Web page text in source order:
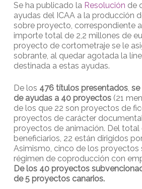
Se ha publicado la Resolución de
ayudas del ICAA a la producción
sobre proyecto, correspondiente
importe total de 2,2 millones de
proyecto de cortometraje se le
sobrante, al quedar agotada la
destinada a estas ayudas.
De los 476 títulos presentados,
de ayudas a 40 proyectos(21
de los que 22 son proyectos de
proyectos de carácter
proyectos de animación. Del
beneficiarios, 22 están dirigidos
Asimismo, cinco de los proyectos
régimen de coproducción con
De los 40 proyectos
de 5 proyectos canarios.